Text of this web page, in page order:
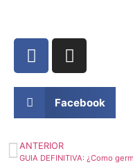
Facebook
ANTERIOR